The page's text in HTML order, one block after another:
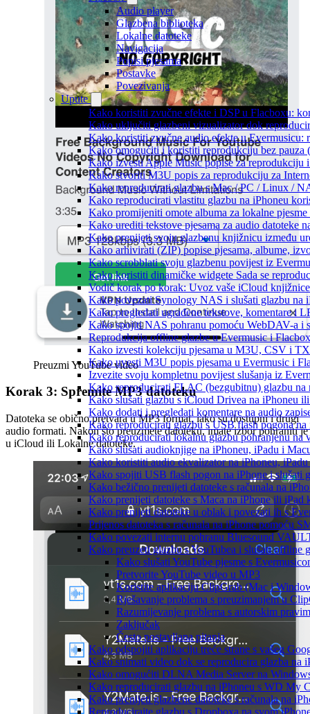
Audio player
Glazbena biblioteka
Lokalne datoteke
Navigacija
Popisi pjesama
Postavke
Povezivanja
Upute
Kako koristiti zvučne efekte i DSP u Flacboxu:
Kako uključiti glazbeni vizualizator dok
Kako koristiti zvučne audio efekte u Evermusicu:
Kako omogućiti i koristiti reprodukciju bez pauza
Kako izvesti Apple Music popise za reprodukciju
Kako stvoriti M3U popis za reprodukciju za
Kako reproducirati glazbu s Mac / PC / Linux /
Kako reproducirati vlastitu glazbu na iPhoneu
Kako promijeniti omote albuma za lokalne
Kako urediti tekstove pjesama za audio datoteke
Kako prenijeti svoju glazbenu knjižnicu između
Kako arhivirati (ZIP) popise pjesama, albume,
Kako scrobblati svoju glazbenu povijest iz
Kako koristiti dinamičke widgete Sada se
Vodič korak po korak: Uvoz vaše iCloud
Kako povezati Synology NAS i slušati glazbu na
Kako pregledati ugrađene tekstove, komentare i
Kako spojiti NAS pohranu pomoću WebDAV-a i
Reprodukcija offline glazbe u Evermusic i
Kako izvesti kolekciju pjesama u M3U, CSV i
Kako uvesti M3U popis pjesama u Evermusic i
Izvezite svoju kompletnu povijest slušanja iz
Kako reproducirati FLAC (bezgubitnu) glazbu na
Kako slušati glazbu s iCloud Drivea na iPhoneu
Kako dodati i pregledati komentare na audio
Kako reproducirati glazbu s USB flash pogona
Kako reproducirati lokalnu glazbu pohranjenu na
Kako slušati audioknjige na iPhoneu, iPadu i
Kako koristiti audio ekvalizator na iPhoneu,
Kako spojiti USB flash pogon na iPhone i slušati
Kako bežično prenijeti datoteke s računala na
Kako prenijeti datoteke s Maca na iPhone ili iPad
Kako prenijeti datoteke u oblak i povezati ih s
Prijenos datoteka s računala na iPhone pomoću
Kako povezati internu pohranu Bluesound
Kako preuzeti glazbu s YouTubea i slušati offline
Kako slušati YouTube pjesme s
Pretvorite YouTube video u MP3
Koristite aplikaciju ClipGrab (Mac i
Rješavanje problema s preuzimanjem u
Razumijevanje problema s autorskim
Zaključak
Često postavljana pitanja
Kako odspojiti aplikaciju treće strane s vašeg
Kako snimati video dok se reproducira glazba na
Kako omogućiti DLNA Media Server na
Kako reproducirati glazbu na iPhoneu s WD My
Kako prenijeti glazbene datoteke s računala na
Reproducirajte glazbu s Dropboxa na svom
Preuzmi YouTube video
Korak 3: Spremite MP3 datoteku
Datoteka se obično pretvara u MP3 format, iako su dostupni i drugi
audio formati. Nakon što preuzmete datoteku, imate izbor pohraniti je
u iCloud ili Lokalne datoteke.